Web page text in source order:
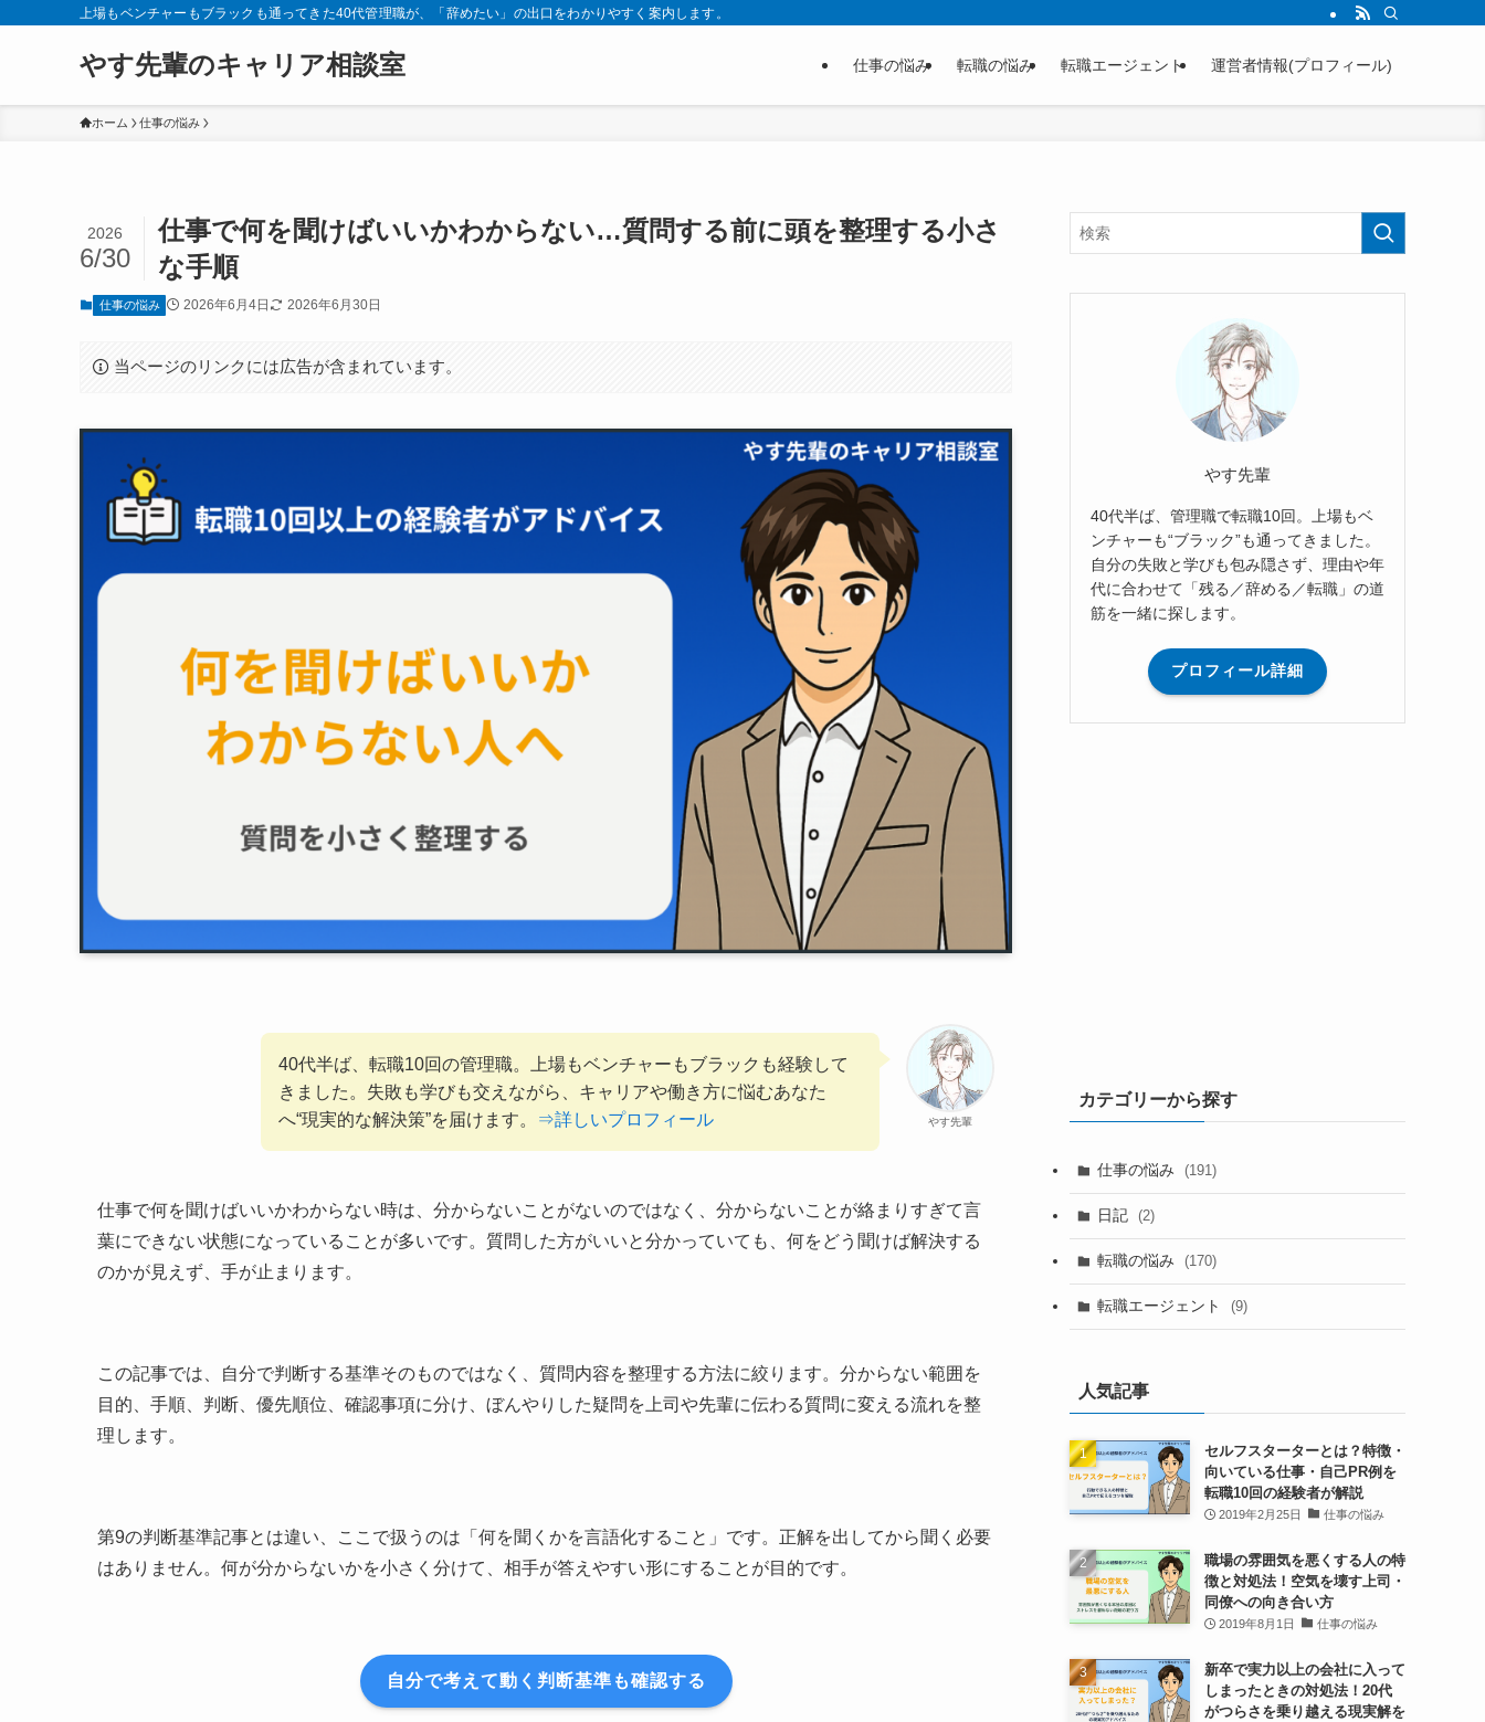
上場もベンチャーもブラックも通ってきた40代管理職が、「辞めたい」の出口をわかりやすく案内します。
やす先輩のキャリア相談室 仕事の悩み 転職の悩み 転職エージェント 運営者情報(プロフィール)
ホーム 仕事の悩み
仕事で何を聞けばいいかわからない…質問する前に頭を整理する小さ
な手順
2026
6/30
仕事の悩み 2026年6月4日 2026年6月30日
当ページのリンクには広告が含まれています。
やす先輩
40代半ば、転職10回の管理職。上場もベンチャーもブラックも経験して
きました。失敗も学びも交えながら、キャリアや働き方に悩むあなた
へ“現実的な解決策”を届けます。
⇒詳しいプロフィール
仕事で何を聞けばいいかわからない時は、分からないことがないのではなく、分からないことが絡まりすぎて言
葉にできない状態になっていることが多いです。質問した方がいいと分かっていても、何をどう聞けば解決する
のかが見えず、手が止まります。
この記事では、自分で判断する基準そのものではなく、質問内容を整理する方法に絞ります。分からない範囲を
目的、手順、判断、優先順位、確認事項に分け、ぼんやりした疑問を上司や先輩に伝わる質問に変える流れを整
理します。
第9の判断基準記事とは違い、ここで扱うのは「何を聞くかを言語化すること」です。正解を出してから聞く必要
はありません。何が分からないかを小さく分けて、相手が答えやすい形にすることが目的です。
自分で考えて動く判断基準も確認する
やす先輩
40代半ば、管理職で転職10回。上場もベ
ンチャーも“ブラック”も通ってきました。
自分の失敗と学びも包み隠さず、理由や年
代に合わせて「残る／辞める／転職」の道
筋を一緒に探します。
プロフィール詳細
カテゴリーから探す
仕事の悩み (191)
日記 (2)
転職の悩み (170)
転職エージェント (9)
人気記事
セルフスターターとは？特徴・
向いている仕事・自己PR例を
転職10回の経験者が解説
2019年2月25日 仕事の悩み
職場の雰囲気を悪くする人の特
徴と対処法！空気を壊す上司・
同僚への向き合い方
2019年8月1日 仕事の悩み
新卒で実力以上の会社に入って
しまったときの対処法！20代
がつらさを乗り越える現実解を